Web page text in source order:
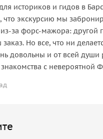
историков и гидов в
экскурсию мы
из-за форс-мажора: другой
Но все, что ни
довольны и от всей
с невероятной